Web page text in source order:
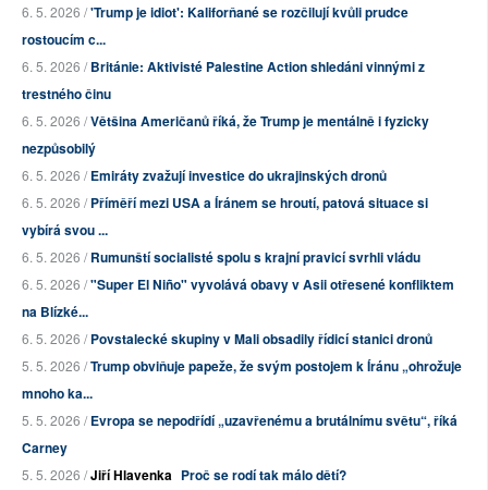
6. 5. 2026 /'Trump je idiot': Kaliforňané se rozčilují kvůli prudce
rostoucím c...
6. 5. 2026 /Británie: Aktivisté Palestine Action shledáni vinnými z
trestného činu
6. 5. 2026 /Většina Američanů říká, že Trump je mentálně i fyzicky
nezpůsobilý
6. 5. 2026 /Emiráty zvažují investice do ukrajinských dronů
6. 5. 2026 /Příměří mezi USA a Íránem se hroutí, patová situace si
vybírá svou ...
6. 5. 2026 /Rumunští socialisté spolu s krajní pravicí svrhli vládu
6. 5. 2026 /"Super El Niño" vyvolává obavy v Asii otřesené konfliktem
na Blízké...
6. 5. 2026 /Povstalecké skupiny v Mali obsadily řídicí stanici dronů
5. 5. 2026 /Trump obviňuje papeže, že svým postojem k Íránu „ohrožuje
mnoho ka...
5. 5. 2026 /Evropa se nepodřídí „uzavřenému a brutálnímu světu“, říká
Carney
5. 5. 2026 /Jiří Hlavenka Proč se rodí tak málo dětí?